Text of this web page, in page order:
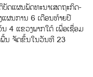
ດແຜນພັດທະນາເສດຖະກິດ-
ຜນການ 6 ເດືອນທ້າຍປີ
4 ແຂວງພາກໃຕ້ ເພື່ອເຊື່ອມ
ພື້ນ ຈັດຂຶ້ນໃນວັນທີ 23